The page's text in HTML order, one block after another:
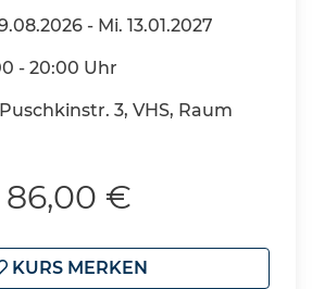
- Mi. 13.01.2027
- 20:00 Uhr
3, VHS, Raum
86,00 €
KURS MERKEN